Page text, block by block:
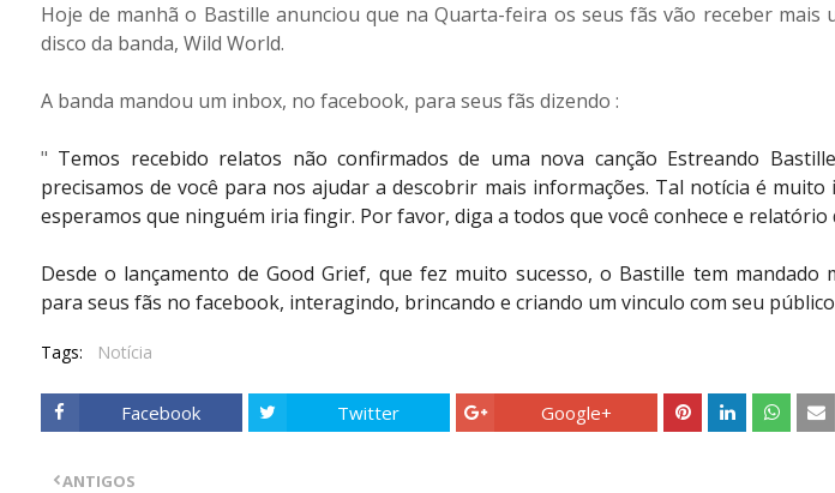
Hoje de manhã o Bastille anunciou que na Quarta-feira os seus fãs vão receber mais
disco da banda, Wild World.
A banda mandou um inbox, no facebook, para seus fãs dizendo :
" Temos recebido relatos não confirmados de uma nova canção Estreando
precisamos de você para nos ajudar a descobrir mais informações. Tal notícia é
esperamos que ninguém iria fingir. Por favor, diga a todos que você conhece e relatório
Desde o lançamento de Good Grief, que fez muito sucesso, o Bastille tem mandado
para seus fãs no facebook, interagindo, brincando e criando um vinculo com seu
Tags: Notícia
Facebook Twitter Google+
ANTIGOS